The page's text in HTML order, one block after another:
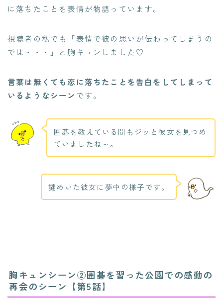
に落ちたことを表情が物語っています。
視聴者の私でも「表情で彼の思いが伝わってしまうの
では・・・」と胸キュンしました♡
言葉は無くても恋に落ちたことを告白をしてしまって
いるようなシーン です。
囲碁を教えている間もジッと彼女を見つめ
ていましたね～。
謎めいた彼女に夢中の様子です。
胸キュンシーン②囲碁を習った公園での感動の
再会のシーン【第5話】